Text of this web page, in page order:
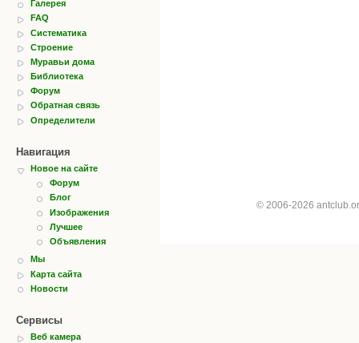
Галерея
FAQ
Систематика
Строение
Муравьи дома
Библиотека
Форум
Обратная связь
Определители
Навигация
Новое на сайте
Форум
Блог
Изображения
Лучшее
Объявления
Мы
Карта сайта
Новости
Сервисы
Веб камера
© 2006-2026